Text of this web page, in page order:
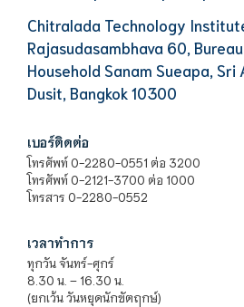
Chitralada Technology
Rajasudasambhava 60,
Household Sanam Sueapa, Sri
Dusit, Bangkok 10300
เบอร์ติดต่อ
โทรศัพท์ 0-2280-0551 ต่อ 3200
โทรศัพท์ 0-2121-3700 ต่อ 1000
โทรสาร 0-2280-0552
เวลาทำการ
ทุกวัน จันทร์-ศุกร์
8.30 น. – 16.30 น.
(ยกเว้น วันหยุดนักขัตฤกษ์)